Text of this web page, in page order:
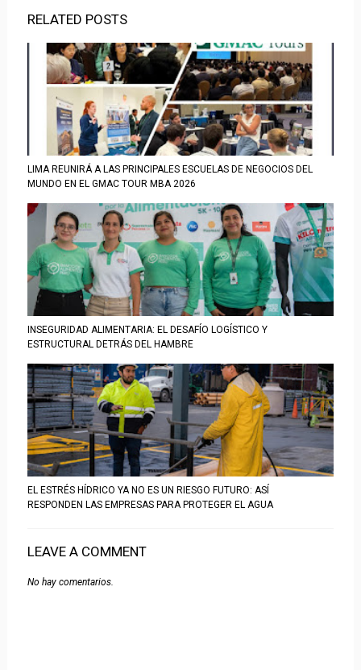
RELATED POSTS
LIMA REUNIRÁ A LAS PRINCIPALES ESCUELAS DE NEGOCIOS DEL
MUNDO EN EL GMAC TOUR MBA 2026
INSEGURIDAD ALIMENTARIA: EL DESAFÍO LOGÍSTICO Y
ESTRUCTURAL DETRÁS DEL HAMBRE
EL ESTRÉS HÍDRICO YA NO ES UN RIESGO FUTURO: ASÍ
RESPONDEN LAS EMPRESAS PARA PROTEGER EL AGUA
LEAVE A COMMENT
No hay comentarios.